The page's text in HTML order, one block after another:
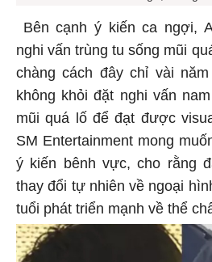
Bên cạnh ý kiến ca ngợi,
nghi vấn trùng tu sống mũi
chàng cách đây chỉ vài
không khỏi đặt nghi vấn
mũi quá lố để đạt được
SM Entertainment mong
ý kiến bênh vực, cho rằng
thay đổi tự nhiên về ngoại
tuổi phát triển mạnh về thể